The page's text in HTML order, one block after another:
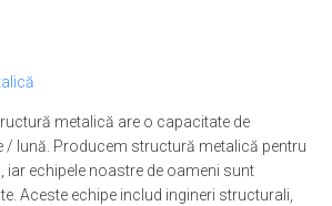
metalică are o capacitate de
/ lună. Producem structură metalică pentru
iar echipele noastre de oameni sunt
Aceste echipe includ ingineri structurali,